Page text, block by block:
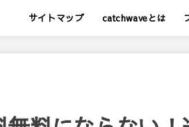
サイトマップ catchwaveとは